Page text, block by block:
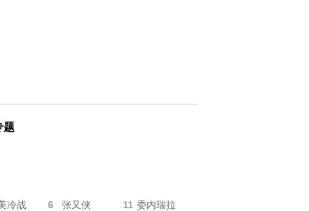
题
冷战 6 张又侠 11 委内瑞拉